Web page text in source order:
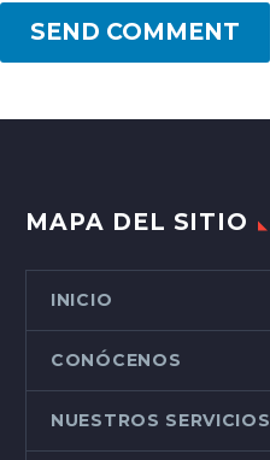
SEND COMMENT
MAPA DEL SITIO
INICIO
CONÓCENOS
NUESTROS SERVICIOS